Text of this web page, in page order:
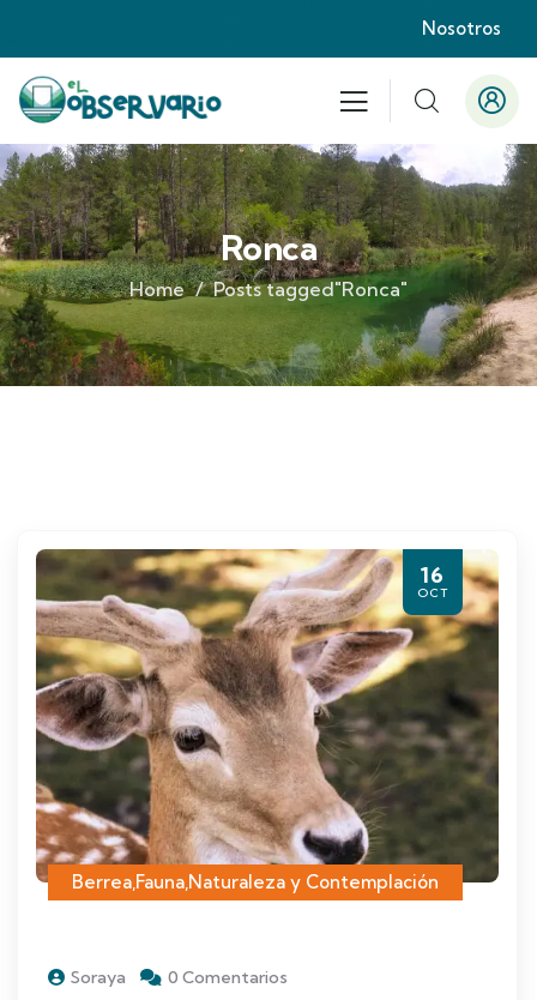
Nosotros
Ronca
Home Posts tagged"Ronca"
16
OCT
Berrea,Fauna,Naturaleza y Contemplación
Soraya 0 Comentarios